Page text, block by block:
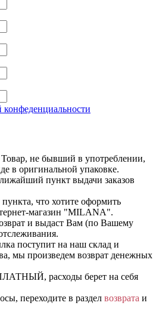
конфеденциальности
не бывший в употреблении,
в оригинальной упаковке.
пункт выдачи заказов
что хотите оформить
магазин "MILANA".
и выдаст Вам (по Вашему
поступит на наш склад и
мы произведем возврат денежных
расходы берет на себя
переходите в раздел возврата и